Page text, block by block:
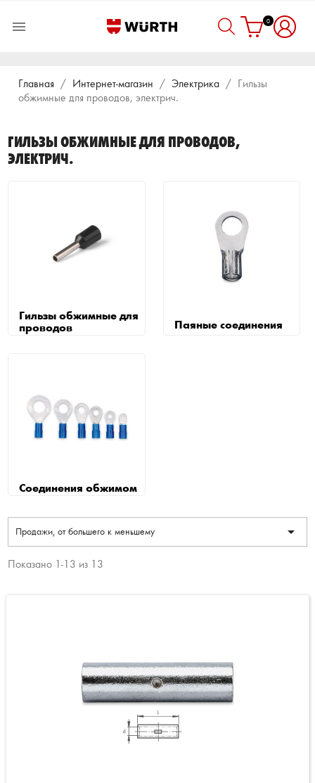
 0
Главная Интернет-магазин Электрика
Гильзы
обжимные для проводов, электрич.
ГИЛЬЗЫ ОБЖИМНЫЕ ДЛЯ ПРОВОДОВ,
ЭЛЕКТРИЧ.
Гильзы обжимные для
проводов
Паяные соединения
Соединения обжимом
Продажи, от большего к меньшему 
Показано 1-13 из 13